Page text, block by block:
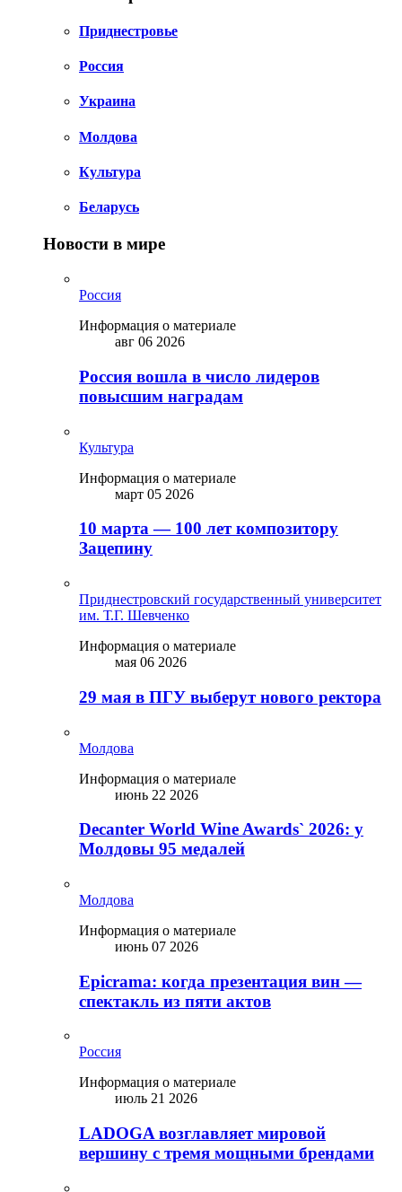
Приднестровье
Россия
Украина
Молдова
Культура
Беларусь
Новости в мире
Россия
Информация о материале
авг 06 2026
Россия вошла в число лидеров
повысшим наградам
Культура
Информация о материале
март 05 2026
10 марта — 100 лет композитору
Зацепину
Приднестровский государственный университет
им. Т.Г. Шевченко
Информация о материале
мая 06 2026
29 мая в ПГУ выберут нового ректора
Молдова
Информация о материале
июнь 22 2026
Decanter World Wine Awards` 2026: у
Молдовы 95 медалей
Молдова
Информация о материале
июнь 07 2026
Epicrama: когда презентация вин —
спектакль из пяти актов
Россия
Информация о материале
июль 21 2026
LADOGA возглавляет мировой
вершину с тремя мощными брендами